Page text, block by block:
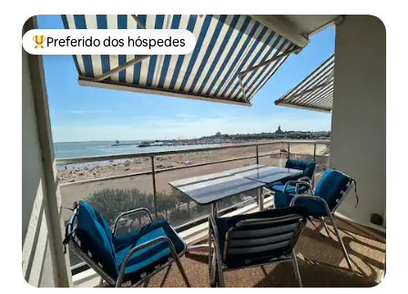
Entre os melhores preferidos dos hóspedes
Preferido dos hóspedes